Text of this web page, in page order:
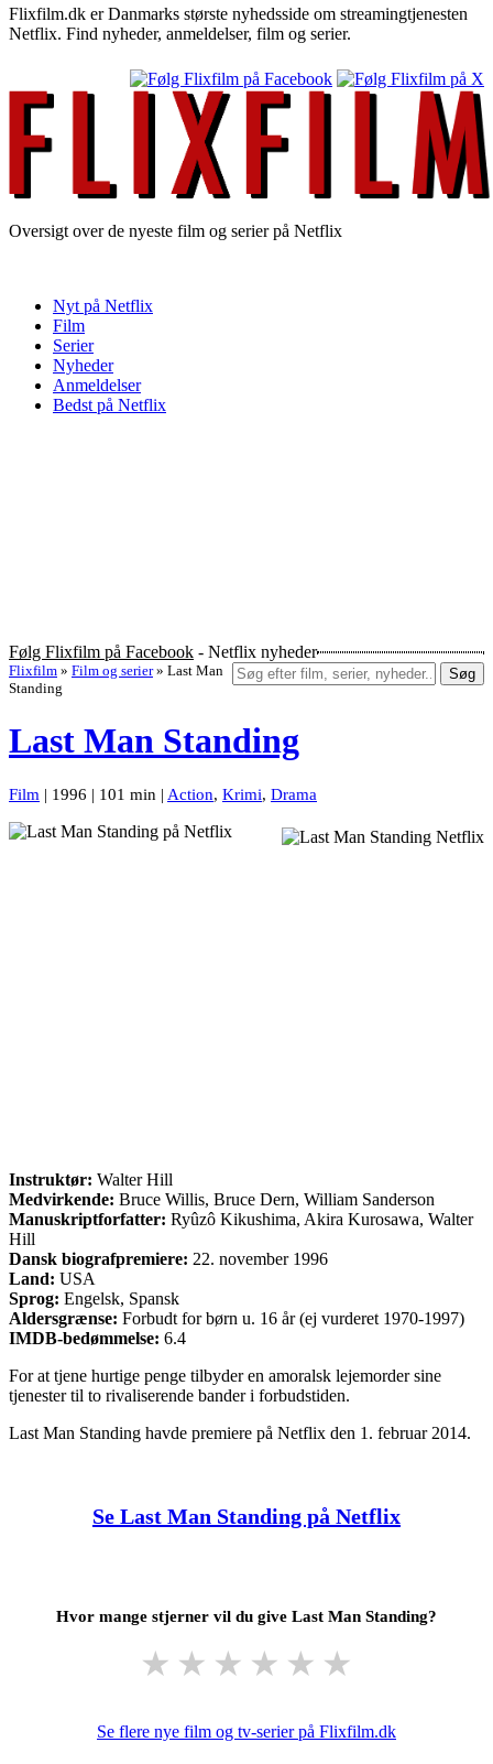
Flixfilm.dk er Danmarks største nyhedsside om streamingtjenesten
Netflix. Find nyheder, anmeldelser, film og serier.
Oversigt over de nyeste film og serier på Netflix
Nyt på Netflix
Film
Serier
Nyheder
Anmeldelser
Bedst på Netflix
Følg Flixfilm på Facebook - Netflix nyheder
Søg
Flixfilm » Film og serier » Last Man
Standing
Last Man Standing
Film | 1996 | 101 min | Action, Krimi, Drama
Instruktør: Walter Hill
Medvirkende: Bruce Willis, Bruce Dern, William Sanderson
Manuskriptforfatter: Ryûzô Kikushima, Akira Kurosawa, Walter
Hill
Dansk biografpremiere: 22. november 1996
Land: USA
Sprog: Engelsk, Spansk
Aldersgrænse: Forbudt for børn u. 16 år (ej vurderet 1970-1997)
IMDB-bedømmelse: 6.4
For at tjene hurtige penge tilbyder en amoralsk lejemorder sine
tjenester til to rivaliserende bander i forbudstiden.
Last Man Standing havde premiere på Netflix den 1. februar 2014.
Se Last Man Standing på Netflix
Hvor mange stjerner vil du give Last Man Standing?
★ ★ ★ ★ ★ ★
Se flere nye film og tv-serier på Flixfilm.dk